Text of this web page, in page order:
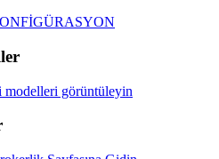
modelleri görüntüleyin